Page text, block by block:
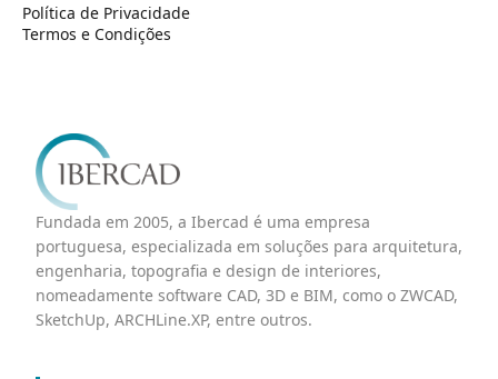
Política de Privacidade
Termos e Condições
Fundada em 2005, a Ibercad é uma empresa
portuguesa, especializada em soluções para arquitetura,
engenharia, topografia e design de interiores,
nomeadamente software CAD, 3D e BIM, como o ZWCAD,
SketchUp, ARCHLine.XP, entre outros.